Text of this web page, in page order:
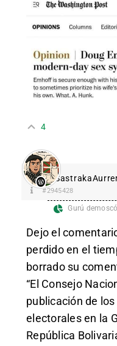
4
#2945428
Gurú
Dejo el
perdido en el
borradosu
“El Consejo
publicación de
electorales en la
República